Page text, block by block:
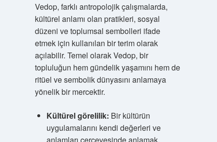
Vedop, farklı antropolojik çalışmalarda,
kültürel anlamı olan pratikleri, sosyal
düzeni ve toplumsal sembolleri ifade
etmek için kullanılan bir terim olarak
açılabilir. Temel olarak Vedop, bir
topluluğun hem gündelik yaşamını hem de
ritüel ve sembolik dünyasını anlamaya
yönelik bir mercektir.
Kültürel görelilik: Bir kültürün
uygulamalarını kendi değerleri ve